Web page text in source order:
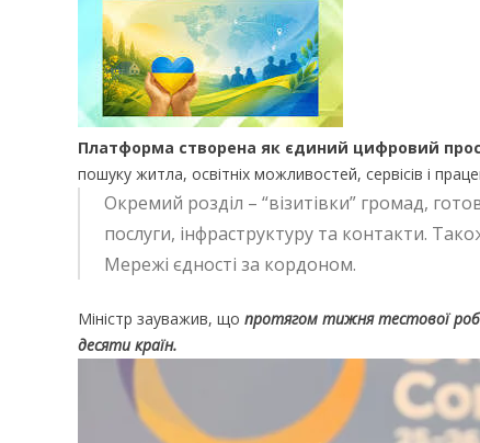
Платформа створена як єдиний цифровий
пошуку житла, освітніх можливостей, сервісів і
Окремий розділ – “візитівки” громад,
послуги, інфраструктуру та контакти.
Мережі єдності за кордоном.
Міністр зауважив, що протягом тижня тестової
десяти країн.